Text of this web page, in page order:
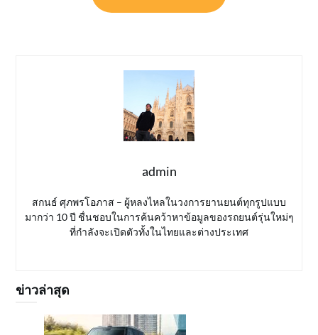
admin
สกนธ์ ศุภพรโอภาส – ผู้หลงไหลในวงการยานยนต์ทุกรูปแบบ
มากว่า 10 ปี ชื่นชอบในการค้นคว้าหาข้อมูลของรถยนต์รุ่นใหม่ๆ
ที่กำลังจะเปิดตัวทั้งในไทยและต่างประเทศ
ข่าวล่าสุด